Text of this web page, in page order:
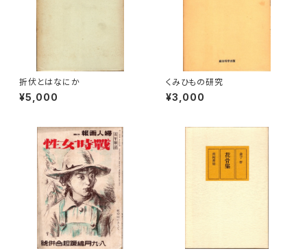
折伏とはなにか
¥5,000
くみひもの研究
¥3,000